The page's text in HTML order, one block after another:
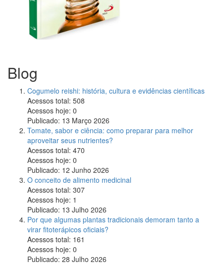
Blog
Cogumelo reishi: história, cultura e evidências científicas
Acessos total: 508
Acessos hoje: 0
Publicado: 13 Março 2026
Tomate, sabor e ciência: como preparar para melhor
aproveitar seus nutrientes?
Acessos total: 470
Acessos hoje: 0
Publicado: 12 Junho 2026
O conceito de alimento medicinal
Acessos total: 307
Acessos hoje: 1
Publicado: 13 Julho 2026
Por que algumas plantas tradicionais demoram tanto a
virar fitoterápicos oficiais?
Acessos total: 161
Acessos hoje: 0
Publicado: 28 Julho 2026